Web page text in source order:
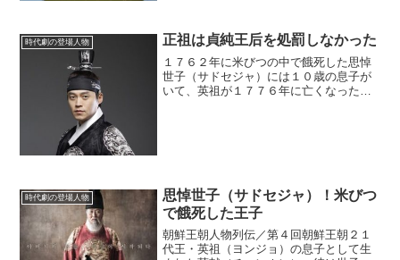
下たちに祭り上げられた王...
時代劇の登場人物 正祖は貞純王后を処罰しなかった
１７６２年に米びつの中で餓死した思悼
世子（サドセジャ）には１０歳の息子が
いて、英祖が１７７６年に亡くなったと
時代劇の登場人物
思悼世子（サドセジャ）！米びつ
で餓死した王子
朝鮮王朝人物列伝／第４回朝鮮王朝２１
代王・英祖（ヨンジョ）の息子として生